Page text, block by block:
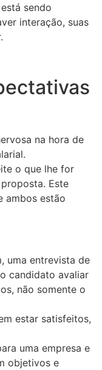
sendo
interação, suas
na hora de
o que lhe for
Este
ambos estão
uma entrevista de
candidato avaliar
não somente o
estar satisfeitos,
uma empresa e
objetivos e